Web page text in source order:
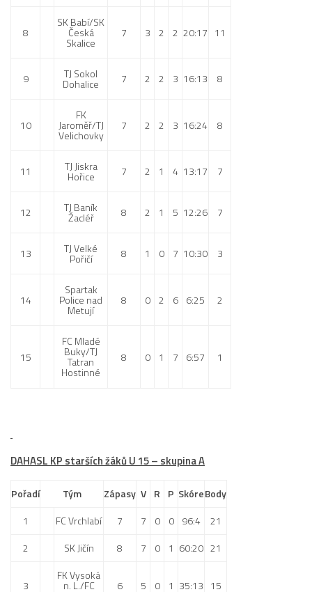
8
SK Babí/SK
Česká
Skalice
7 3 2 2 20:17 11
9 TJ Sokol
Dohalice 7 2 2 3 16:13 8
10
FK
Jaroměř/TJ
Velichovky
7 2 2 3 16:24 8
11 TJ Jiskra
Hořice 7 2 1 4 13:17 7
12 TJ Baník
Žacléř 8 2 1 5 12:26 7
13 TJ Velké
Pořičí 8 1 0 7 10:30 3
14
Spartak
Police nad
Metují
8 0 2 6 6:25 2
15
FC Mladé
Buky/TJ
Tatran
Hostinné
8 0 1 7 6:57 1
DAHASL KP starších žáků U 15 – skupina A
Pořadí Tým Zápasy V R P SkóreBody
1
FC Vrchlabí 7 7 0 0 96:4
21
2
SK Jičín 8 7 0 1 60:20 21
3
FK Vysoká
n. L./FC 6 5 0 1 35:13 15